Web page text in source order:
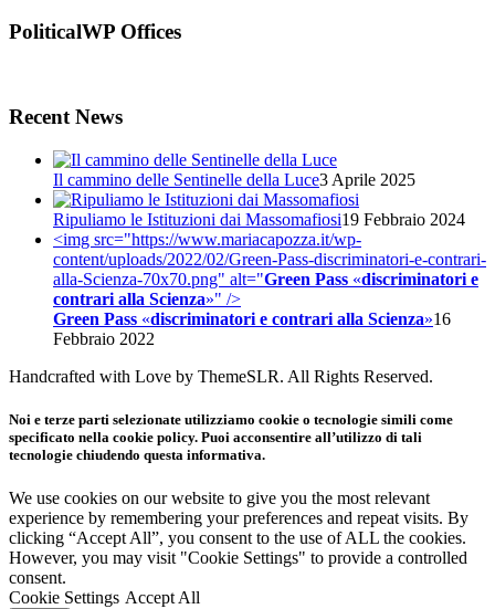
PoliticalWP Offices
Recent News
Il cammino delle Sentinelle della Luce3 Aprile 2025
Ripuliamo le Istituzioni dai Massomafiosi19 Febbraio 2024
<img src="https://www.mariacapozza.it/wp-
content/uploads/2022/02/Green-Pass-discriminatori-e-contrari-
alla-Scienza-70x70.png" alt="Green Pass «discriminatori e
contrari alla Scienza»" />
Green Pass «discriminatori e contrari alla Scienza»16
Febbraio 2022
Handcrafted with Love by ThemeSLR. All Rights Reserved.
Noi e terze parti selezionate utilizziamo cookie o tecnologie simili come
specificato nella cookie policy. Puoi acconsentire all’utilizzo di tali
tecnologie chiudendo questa informativa.
We use cookies on our website to give you the most relevant
experience by remembering your preferences and repeat visits. By
clicking “Accept All”, you consent to the use of ALL the cookies.
However, you may visit "Cookie Settings" to provide a controlled
consent.
Cookie Settings Accept All